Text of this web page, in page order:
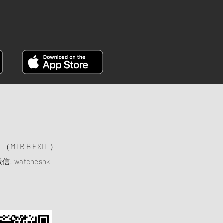
MTR B EXIT ）
信: watcheshk